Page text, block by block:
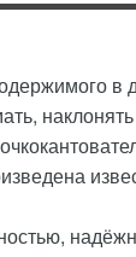
в
наклонять